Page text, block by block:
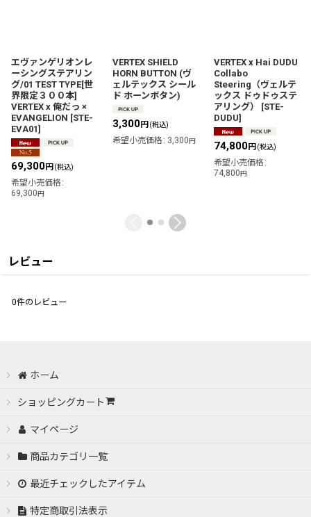
エヴァンゲリオンレ
ーシングステアリン
グ/01 TEST TYPE[世
界限定３００本]
VERTEX x 俺だっ ×
EVANGELION [STE-
EVA01]
69,300円(税込)
希望小売価格 :
69,300円
VERTEX SHIELD
HORN BUTTON (ヴ
ェルテックス シール
ド ホーンボタン)
3,300円(税込)
希望小売価格 : 3,300円
VERTEX x Hai DUDU
Collabo
Steering（ヴェルテ
ックス ドゥドゥステ
アリング）
[STE-
DUDU]
74,800円(税込)
希望小売価格 :
74,800円
レビュー
0件のレビュー
ホーム
ショッピングカート
マイページ
商品カテゴリ一覧
最近チェックしたアイテム
特定商取引法表示